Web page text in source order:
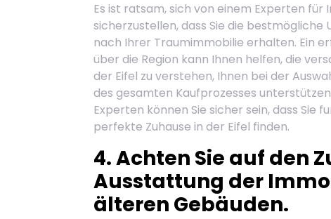
Es ist ratsam, sich von einem Experten für
sicherzustellen, dass Sie die
nach Ihrer Traumimmobilie erhalten. Ein
über die Region kann Ihnen helfen, die
der Eifel zu verstehen, Ihnen bei der
des gesamten Kaufprozesses
Experten können Sie sicher sein, dass Sie
perfekte Zuhause in der Eifel finden.
4. Achten Sie auf den
Ausstattung der
älteren Gebäuden.